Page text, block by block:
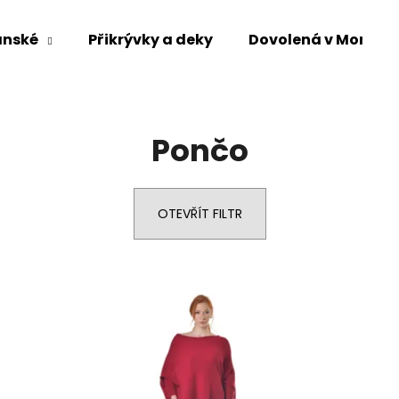
Přikrývky a deky Dovolená v
Pončo
OTEVŘÍT FILTR
Doporučujeme